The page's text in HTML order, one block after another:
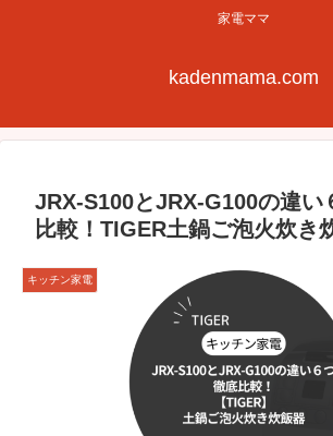
家電ママ
kadenmama.com
JRX-S100とJRX-G100の違い
比較！TIGER土鍋ご泡火炊き
キッチン家電